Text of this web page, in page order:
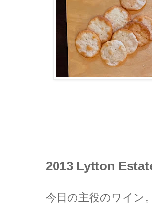
2013 Lytton
今日の主役のワイン。